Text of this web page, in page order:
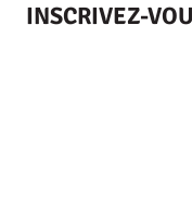
INSCRIVEZ-